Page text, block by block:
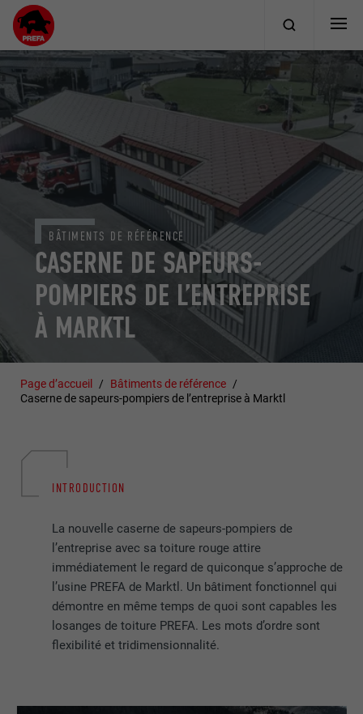
CASERNE DE SAPEURS-
POMPIERS DE L’ENTREPRISE
À MARKTL
BÂTIMENTS DE RÉFÉRENCE
Page d’accueil
Bâtiments de référence
Caserne de sapeurs-pompiers de l’entreprise à Marktl
INTRODUCTION
La nouvelle caserne de sapeurs-pompiers de
l’entreprise avec sa toiture rouge attire
immédiatement le regard de quiconque s’approche de
l’usine PREFA de Marktl. Un bâtiment fonctionnel qui
démontre en même temps de quoi sont capables les
losanges de toiture PREFA. Les mots d’ordre sont
flexibilité et tridimensionnalité.